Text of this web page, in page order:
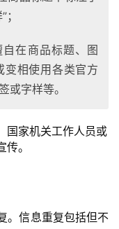
在商品标题、图
变相使用各类官方
或字样等。
国家机关工作人员或
。
。信息重复包括但不